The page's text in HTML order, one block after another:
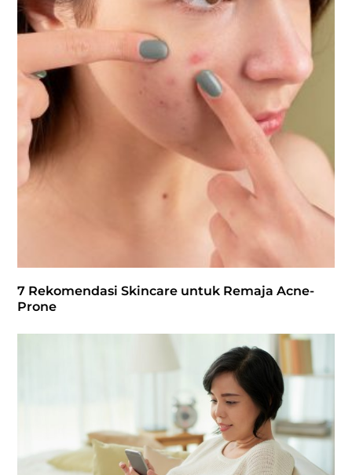
7 Rekomendasi Skincare untuk Remaja Acne-
Prone